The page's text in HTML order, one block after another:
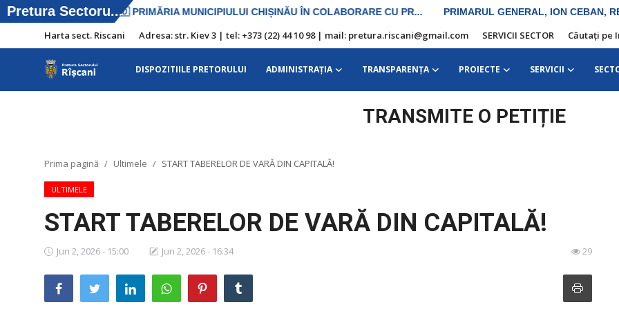
Harta sect. Riscani Adresa: str. Kiev 3 | tel: +373 (22) 44 10 98 | mail: pretura.riscani@gmail.com SERVICII SECTOR Căutați pe
DISPOZITIILE PRETORULUI ADMINISTRAŢIA TRANSPARENȚA PROIECTE SERVICII
98 | mail: pretura.riscani@gmail.com
SERVICII SECTOR
ADMINISTRAŢIA
Transparența
TRANSMITE O PETIȚIE
Prima pagină Ultimele START TABERELOR DE VARĂ DIN CAPITALĂ!
ULTIMELE
START TABERELOR DE VARĂ DIN CAPITALĂ!
Jun 2, 2026 - 15:00 Jun 2, 2026 - 16:34 29